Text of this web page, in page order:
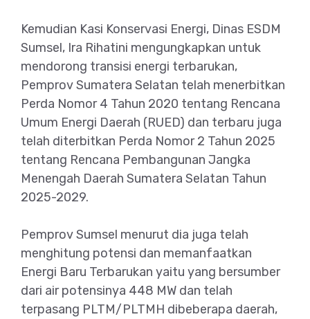
Kemudian Kasi Konservasi Energi, Dinas ESDM
Sumsel, Ira Rihatini mengungkapkan untuk
mendorong transisi energi terbarukan,
Pemprov Sumatera Selatan telah menerbitkan
Perda Nomor 4 Tahun 2020 tentang Rencana
Umum Energi Daerah (RUED) dan terbaru juga
telah diterbitkan Perda Nomor 2 Tahun 2025
tentang Rencana Pembangunan Jangka
Menengah Daerah Sumatera Selatan Tahun
2025-2029.
Pemprov Sumsel menurut dia juga telah
menghitung potensi dan memanfaatkan
Energi Baru Terbarukan yaitu yang bersumber
dari air potensinya 448 MW dan telah
terpasang PLTM/PLTMH dibeberapa daerah,